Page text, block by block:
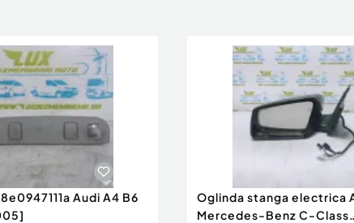
Audi A4 B6
Oglinda stanga electrica
Mercedes-Benz C-Class